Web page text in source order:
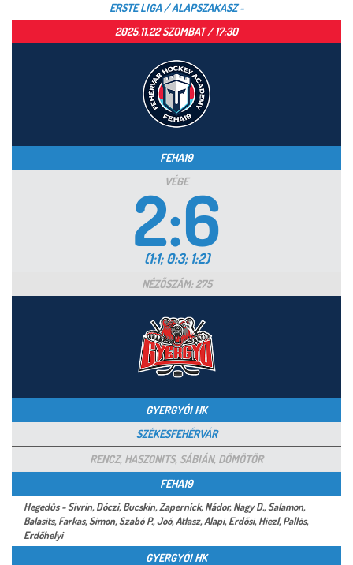
ERSTE LIGA / ALAPSZAKASZ -
2025.11.22 SZOMBAT / 17:30
FEHA19
VÉGE
2:6
(1:1; 0:3; 1:2)
NÉZŐSZÁM: 275
GYERGYÓI HK
SZÉKESFEHÉRVÁR
RENCZ, HASZONITS, SÁBIÁN, DÖMÖTÖR
FEHA19
Hegedüs - Sivrin, Dóczi, Bucskin, Zapernick, Nádor, Nagy D., Salamon,
Balasits, Farkas, Simon, Szabó P., Joó, Atlasz, Alapi, Erdősi, Hiezl, Pallós,
Erdőhelyi
GYERGYÓI HK